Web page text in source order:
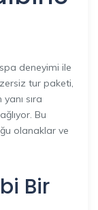
deneyimi ile
tur paketi,
sıra
Bu
olanaklar ve
Bir